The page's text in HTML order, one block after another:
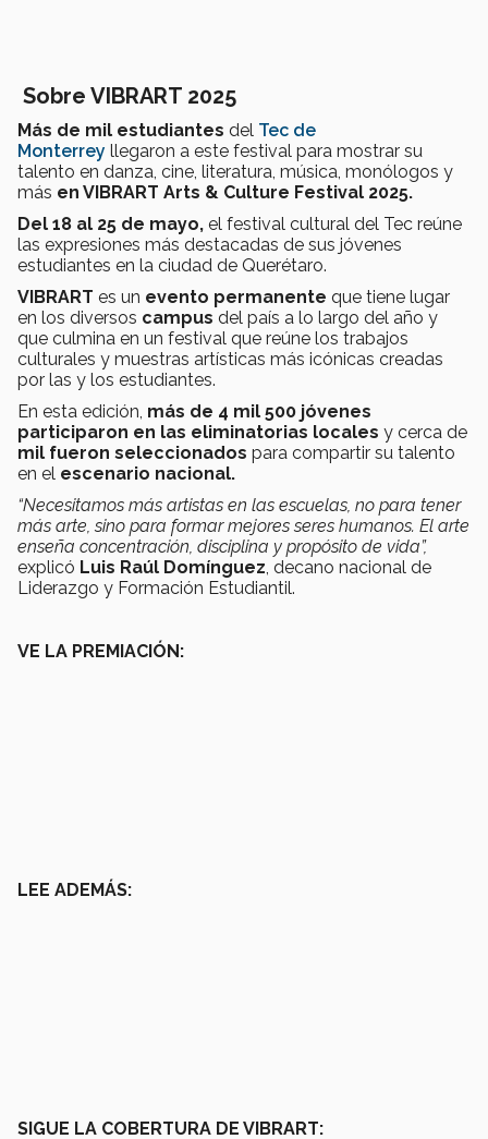
Sobre VIBRART 2025
Más de mil estudiantes del Tec de
Monterrey llegaron a este festival para mostrar su
talento en danza, cine, literatura, música, monólogos y
más en VIBRART Arts & Culture Festival 2025.
Del 18 al 25 de mayo, el festival cultural del Tec reúne
las expresiones más destacadas de sus jóvenes
estudiantes en la ciudad de Querétaro.
VIBRART es un evento permanente que tiene lugar
en los diversos campus del país a lo largo del año y
que culmina en un festival que reúne los trabajos
culturales y muestras artísticas más icónicas creadas
por las y los estudiantes.
En esta edición, más de 4 mil 500 jóvenes
participaron en las eliminatorias locales y cerca de
mil fueron seleccionados para compartir su talento
en el escenario nacional.
“Necesitamos más artistas en las escuelas, no para tener
más arte, sino para formar mejores seres humanos. El arte
enseña concentración, disciplina y propósito de vida”,
explicó Luis Raúl Domínguez, decano nacional de
Liderazgo y Formación Estudiantil.
VE LA PREMIACIÓN:
LEE ADEMÁS:
SIGUE LA COBERTURA DE VIBRART: